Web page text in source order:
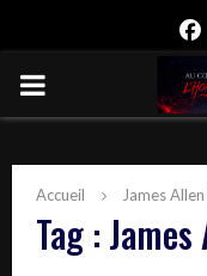
PRIMARY
Accueil James
Tag :